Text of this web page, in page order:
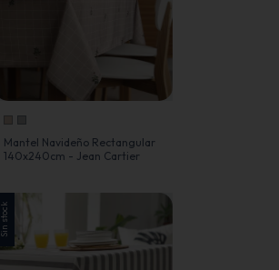
Mantel Navideño Rectangular
140x240cm - Jean Cartier
Sin stock